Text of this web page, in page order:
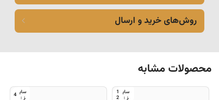
روش‌های خرید و ارسال
محصولات مشابه
1
2
4